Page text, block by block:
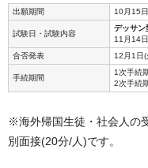
出願期間 10月15
試験日・試験内容
デッサン
11月14
合否発表
12月1日(
手続期間
1次手続
2次手続
※海外帰国生徒・社会人の
別面接(20分/人)です。